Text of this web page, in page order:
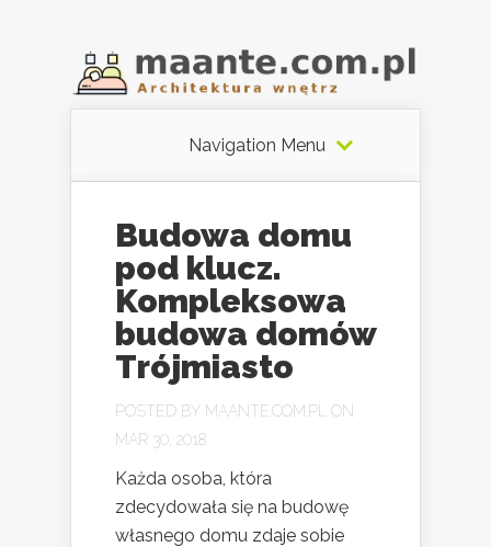
Navigation Menu
Budowa domu
pod klucz.
Kompleksowa
budowa domów
Trójmiasto
POSTED BY MAANTE.COM.PL
ON
MAR 30, 2018
Każda osoba, która
zdecydowała się na budowę
własnego domu zdaje sobie